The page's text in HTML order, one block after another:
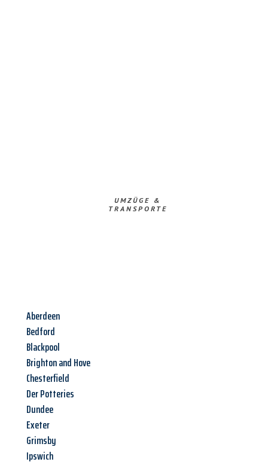
UMZÜGE &
TRANSPORTE
Aberdeen
Bedford
Blackpool
Brighton and Hove
Chesterfield
Der Potteries
Dundee
Exeter
Grimsby
Ipswich